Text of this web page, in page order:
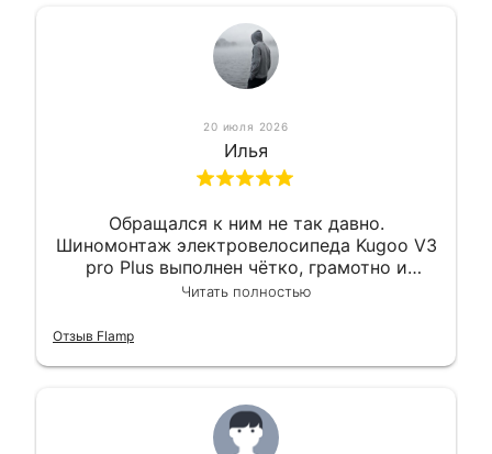
20 июля 2026
Илья
Обращался к ним не так давно.
Шиномонтаж электровелосипеда Kugoo V3
pro Plus выполнен чётко, грамотно и
квалифицированно. Всё сделано
Читать полностью
Отзыв Flamp